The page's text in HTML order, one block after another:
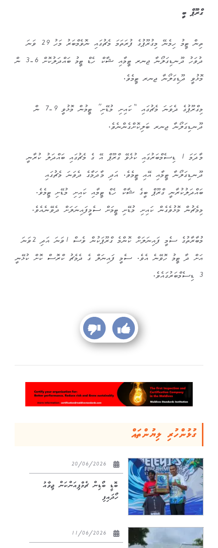
ގްރޫޕް ބީ
ތިން ޓީމު ހިމެނޭ މިގުރޫޕުގެ ފުރަތަމަ މެޗުގައި ނޮވެމްބަރު މަހު 29 ވަނަ
ދުވަހު ދޫނޑިގަލޯނާ ޖނރ ޓީމާއި ޝާކް ހެޑް ޓީމު ބައްދަލުކޮށް 6-3 ން
މޮޅުވީ ދޫޑިގަލޯނާ ޖނރ ޓީމެވެ.
މިގްރޫޕުގެ ދެވަނަ މެޗުގައި “ކައިށި މުޑޭށި” ޓީމުން މޮޅުވީ 9-7 ން
ދޫނޑިގަލޯނާ ޖނރ ބަލިކޮށްގެންނެވެ.
މާދަމަ 1 ޑިސެމްބަރުގައި ކުޅެވޭ ގްރޫޕް އޭ ގެ މެޗުގައި ބައްދަލު ކުރާނީ
ދޫނޑިގަލޯނާ ޓީމާއި އޭއި ޓީމެވެ. އަދި މާދަމާގެ ދެވަނަ މެޗުގައި
ބައްދަލުކުރާނީ ގްރޫޕް ބީގެ ޝާކް ހެޑް ޓީމާއި ކައިށި މުޑޭށި ޓީމެވެ.
މިމެޗުން މޮޅުވެގެން ކައިށި މުޑޭށި ޓީމަށް ސެމީފައިނަލަށް ދެވޭނެއެވެ.
މުބާރާތުގެ ސެމީ ފައިނަލަށް ކޮންމެ ގްރޫޕަކުން ވެސް 1ވަނަ އަދި 2ވަނަ
އަށް ދާ ޓީމު ހޮވޭނެ އެވެ. ސެމީ ފައިނަލް ގެ ދެމެޗު ކްރޮސް ކޮށް ކުޅޭނީ
3 ޑިސެމްބަރުގައެވެ.
ގުޅުންހުރި ލިޔުންތައް
ބޮޑީ ބޯޑިން ޗެމްޕިއަންކަން ޖިވާއު
ހޯދައިފި